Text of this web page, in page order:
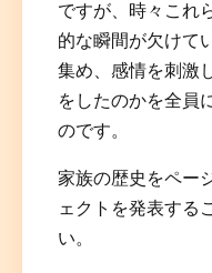
ですが、時々これ
的な瞬間が欠けて
集め、感情を刺激
をしたのかを全員
のです。
家族の歴史をペー
ェクトを発表する
い。